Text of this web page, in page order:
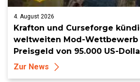
4. August 2026
Krafton und Curseforge
weltweiten Mod-
Preisgeld von 95.000 US-
Zur News